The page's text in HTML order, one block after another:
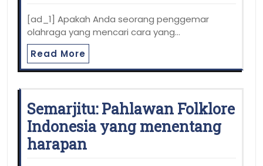
[ad_1] Apakah Anda seorang penggemar
olahraga yang mencari cara yang…
Read More
Semarjitu: Pahlawan Folklore
Indonesia yang menentang
harapan